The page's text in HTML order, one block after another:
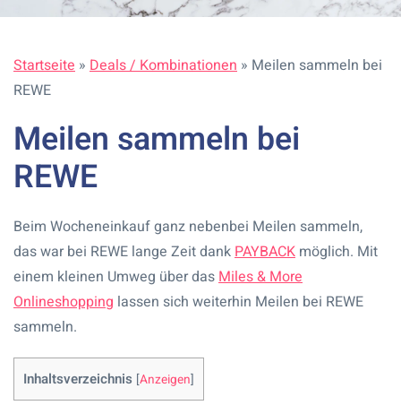
Startseite » Deals / Kombinationen » Meilen sammeln bei
REWE
Meilen sammeln bei
REWE
Beim Wocheneinkauf ganz nebenbei Meilen sammeln,
das war bei REWE lange Zeit dankPAYBACK möglich. Mit
einem kleinen Umweg über dasMiles & More
Onlineshopping lassen sich weiterhin Meilen bei REWE
sammeln.
Inhaltsverzeichnis [Anzeigen]